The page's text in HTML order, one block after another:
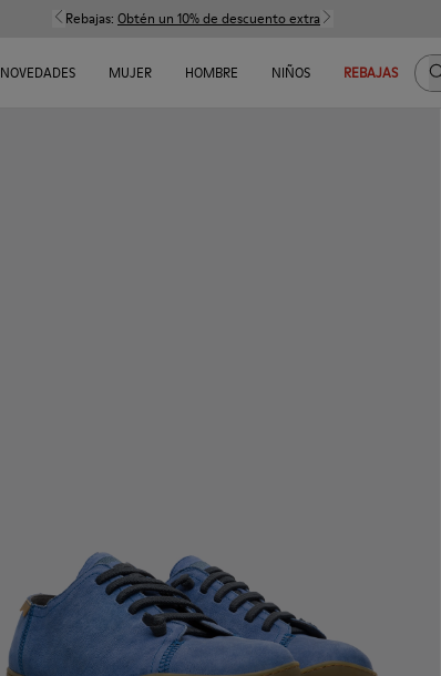
Rebajas: Obtén un 10% de descuento extra
NOVEDADES MUJER HOMBRE NIÑOS REBAJAS